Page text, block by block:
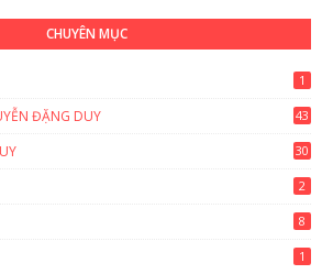
CHUYÊN MỤC
1
ĐẶNG DUY
43
30
2
8
1